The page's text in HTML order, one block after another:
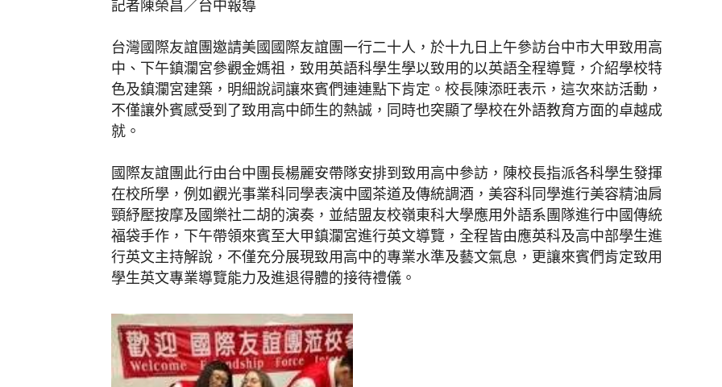
聞
網
記者陳榮昌／台中報導
台灣國際友誼團邀請美國國際友誼團一行二十人，於十九日上午參訪台中市大甲致用高
中、下午鎮瀾宮參觀金媽祖，致用英語科學生學以致用的以英語全程導覽，介紹學校特
色及鎮瀾宮建築，明細說詞讓來賓們連連點下肯定。校長陳添旺表示，這次來訪活動，
不僅讓外賓感受到了致用高中師生的熱誠，同時也突顯了學校在外語教育方面的卓越成
就。
國際友誼團此行由台中團長楊麗安帶隊安排到致用高中參訪，陳校長指派各科學生發揮
在校所學，例如觀光事業科同學表演中國茶道及傳統調酒，美容科同學進行美容精油肩
頸紓壓按摩及國樂社二胡的演奏，並結盟友校嶺東科大學應用外語系團隊進行中國傳統
福袋手作，下午帶領來賓至大甲鎮瀾宮進行英文導覽，全程皆由應英科及高中部學生進
行英文主持解說，不僅充分展現致用高中的專業水準及藝文氣息，更讓來賓們肯定致用
學生英文專業導覽能力及進退得體的接待禮儀。